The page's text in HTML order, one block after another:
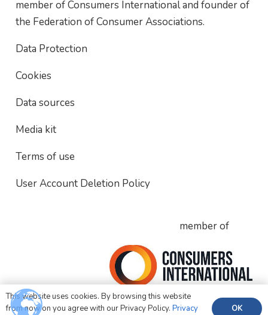
member of Consumers International and founder of
the Federation of Consumer Associations.
Data Protection
Cookies
Data sources
Media kit
Terms of use
User Account Deletion Policy
member of
This website uses cookies. By browsing this website
from now on you agree with our Privacy Policy. Privacy OK